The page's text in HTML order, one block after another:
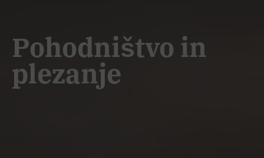
Pohodništvo in
plezanje